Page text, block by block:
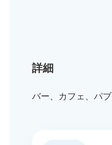
詳細
バー、カフェ、パブ